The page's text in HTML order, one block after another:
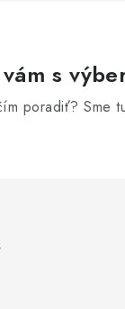
s
poradiť? Sme